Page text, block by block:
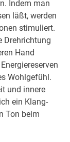
Indem man
läßt, werden
stimuliert.
Drehrichtung
Hand
Wohlgefühl.
und innere
ein Klang­
Ton beim